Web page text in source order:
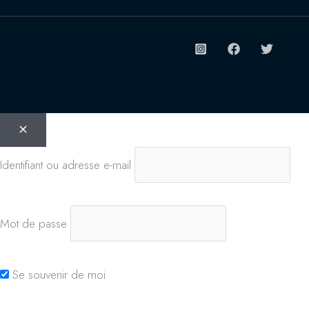
Identifiant ou adresse e-mail
Mot de passe
Se souvenir de moi